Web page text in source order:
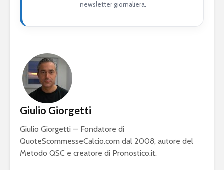
newsletter giornaliera.
Giulio Giorgetti
Giulio Giorgetti — Fondatore di
QuoteScommesseCalcio.com dal 2008, autore del
Metodo QSC e creatore di Pronostico.it.